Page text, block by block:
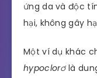
ứng da và độc
hại, không gây
Một ví dụ khác
hypoclorơlà